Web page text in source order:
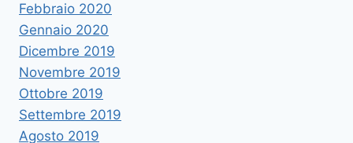
Febbraio 2020
Gennaio 2020
Dicembre 2019
Novembre 2019
Ottobre 2019
Settembre 2019
Agosto 2019